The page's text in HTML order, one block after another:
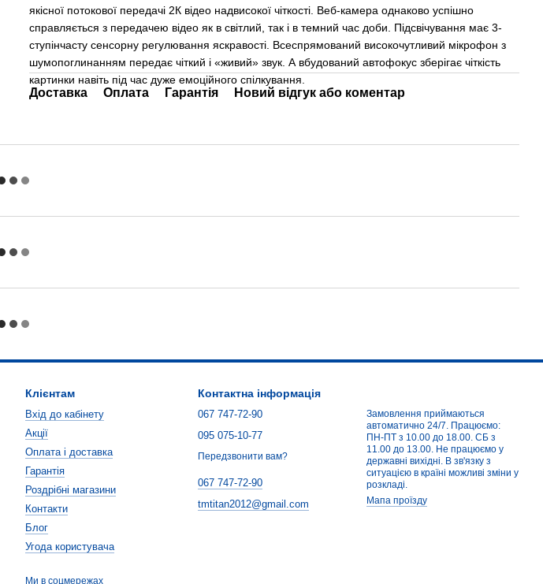
якісної потокової передачі 2К відео надвисокої чіткості. Веб-камера однаково успішно
справляється з передачею відео як в світлий, так і в темний час доби. Підсвічування має 3-
ступінчасту сенсорну регулювання яскравості. Всеспрямований високочутливий мікрофон з
шумопоглинанням передає чіткий і «живий» звук. А вбудований автофокус зберігає чіткість
картинки навіть під час дуже емоційного спілкування.
Доставка Оплата Гарантія Новий відгук або коментар
Клієнтам
Вхід до кабінету
Акції
Оплата і доставка
Гарантія
Роздрібні магазини
Контакти
Блог
Угода користувача
Ми в соцмережах
Контактна інформація
067 747-72-90
095 075-10-77
Передзвонити вам?
067 747-72-90
tmtitan2012@gmail.com
Замовлення приймаються
автоматично 24/7. Працюємо:
ПН-ПТ з 10.00 до 18.00. СБ з
11.00 до 13.00. Не працюємо у
державні вихідні. В зв'язку з
ситуацією в країні можливі зміни у
розкладі.
Мапа проїзду